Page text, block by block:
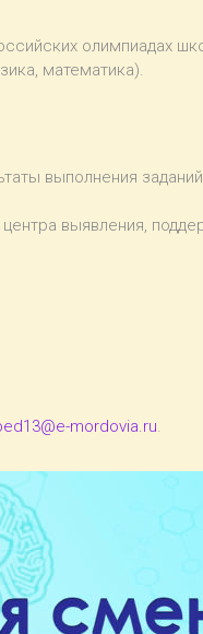
олимпиадах
математика).
выполнения
выявления,
mordovia.ru.